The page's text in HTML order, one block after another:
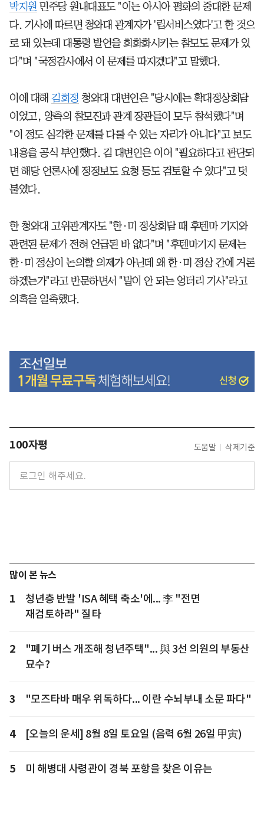
박지원 민주당 원내대표도 "이는 아시아 평화의 중대한 문제
다. 기사에 따르면 청와대 관계자가 '립서비스였다'고 한 것으
로 돼 있는데 대통령 발언을 희화화시키는 참모도 문제가 있
다"며 "국정감사에서 이 문제를 따지겠다"고 말했다.
이에 대해 김희정 청와대 대변인은 "당시에는 확대정상회담
이었고, 양측의 참모진과 관계 장관들이 모두 참석했다"며
"이 정도 심각한 문제를 다룰 수 있는 자리가 아니다"고 보도
내용을 공식 부인했다. 김 대변인은 이어 "필요하다고 판단되
면 해당 언론사에 정정보도 요청 등도 검토할 수 있다"고 덧
붙였다.
한 청와대 고위관계자도 "한·미 정상회담 때 후텐마 기지와
관련된 문제가 전혀 언급된 바 없다"며 "후텐마기지 문제는
한·미 정상이 논의할 의제가 아닌데 왜 한·미 정상 간에 거론
하겠는가"라고 반문하면서 "말이 안 되는 엉터리 기사"라고
의혹을 일축했다.
100자평 도움말 삭제기준
많이 본 뉴스
1
청년층 반발 'ISA 혜택 축소'에... 李 "전면
재검토하라" 질타
2
"폐기 버스 개조해 청년주택"... 與 3선 의원의 부동산
묘수?
3 "모즈타바 매우 위독하다... 이란 수뇌부내 소문 파다"
4 [오늘의 운세] 8월 8일 토요일 (음력 6월 26일 甲寅)
5 미 해병대 사령관이 경북 포항을 찾은 이유는